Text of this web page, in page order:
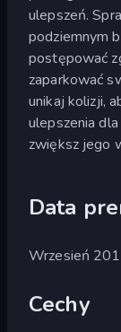
ulepszeń.
podziemnym
postępować
zaparkować
unikaj kolizji,
ulepszenia
zwiększ jego
Data
Wrzesień
Cechy